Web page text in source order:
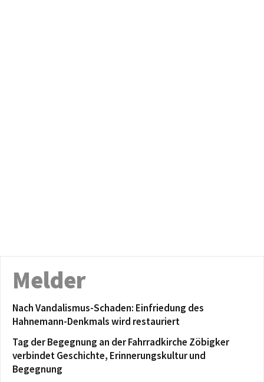
Melder
Nach Vandalismus-Schaden: Einfriedung des
Hahnemann-Denkmals wird restauriert
Tag der Begegnung an der Fahrradkirche Zöbigker
verbindet Geschichte, Erinnerungskultur und
Begegnung